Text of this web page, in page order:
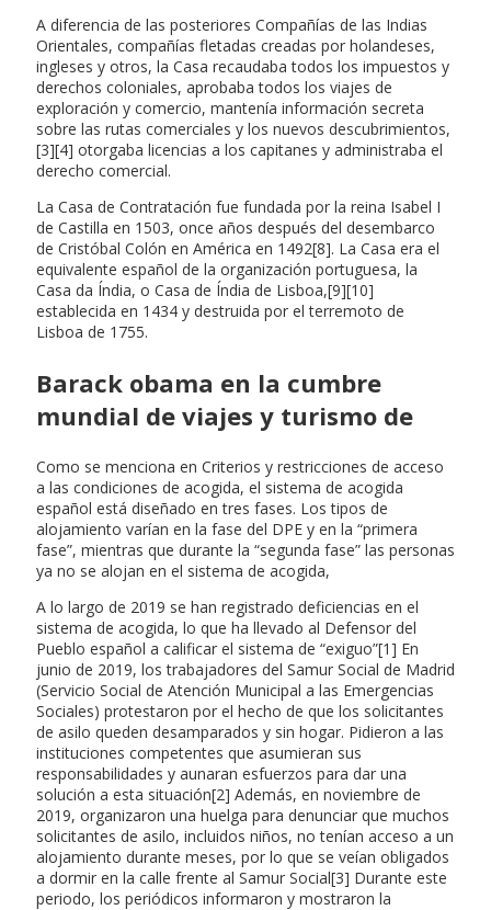
A diferencia de las posteriores Compañías de las Indias
Orientales, compañías fletadas creadas por holandeses,
ingleses y otros, la Casa recaudaba todos los impuestos y
derechos coloniales, aprobaba todos los viajes de
exploración y comercio, mantenía información secreta
sobre las rutas comerciales y los nuevos descubrimientos,
[3][4] otorgaba licencias a los capitanes y administraba el
derecho comercial.
La Casa de Contratación fue fundada por la reina Isabel I
de Castilla en 1503, once años después del desembarco
de Cristóbal Colón en América en 1492[8]. La Casa era el
equivalente español de la organización portuguesa, la
Casa da Índia, o Casa de Índia de Lisboa,[9][10]
establecida en 1434 y destruida por el terremoto de
Lisboa de 1755.
Barack obama en la cumbre
mundial de viajes y turismo de
Como se menciona en Criterios y restricciones de acceso
a las condiciones de acogida, el sistema de acogida
español está diseñado en tres fases. Los tipos de
alojamiento varían en la fase del DPE y en la “primera
fase”, mientras que durante la “segunda fase” las personas
ya no se alojan en el sistema de acogida,
A lo largo de 2019 se han registrado deficiencias en el
sistema de acogida, lo que ha llevado al Defensor del
Pueblo español a calificar el sistema de “exiguo”[1] En
junio de 2019, los trabajadores del Samur Social de Madrid
(Servicio Social de Atención Municipal a las Emergencias
Sociales) protestaron por el hecho de que los solicitantes
de asilo queden desamparados y sin hogar. Pidieron a las
instituciones competentes que asumieran sus
responsabilidades y aunaran esfuerzos para dar una
solución a esta situación[2] Además, en noviembre de
2019, organizaron una huelga para denunciar que muchos
solicitantes de asilo, incluidos niños, no tenían acceso a un
alojamiento durante meses, por lo que se veían obligados
a dormir en la calle frente al Samur Social[3] Durante este
periodo, los periódicos informaron y mostraron la